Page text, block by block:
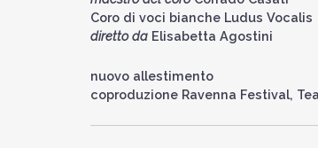
Coro di voci bianche Ludus Vocalis
diretto da Elisabetta Agostini
nuovo allestimento
coproduzione Ravenna Festival,